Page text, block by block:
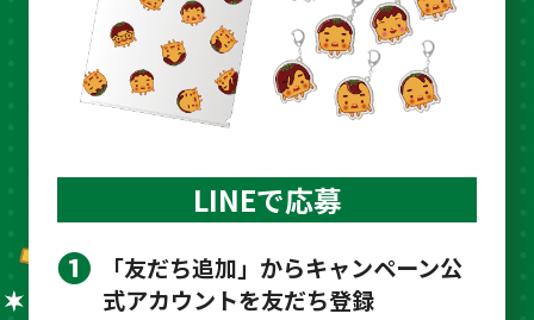
LINEで応募
❶
「友だち追加」からキャンペーン公
式アカウントを友だち登録